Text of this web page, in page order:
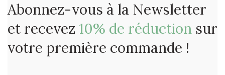
Abonnez-vous à la Newsletter
et recevez 10% de réduction sur
votre première commande !